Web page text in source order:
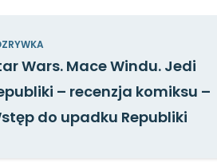
Wars. Mace Windu. Jedi
– recenzja komiksu –
do upadku Republiki